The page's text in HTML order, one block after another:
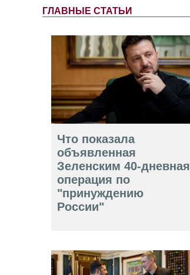
ГЛАВНЫЕ СТАТЬИ
Что показала
объявленная
Зеленским 40-дневная
операция по
"принуждению
России"